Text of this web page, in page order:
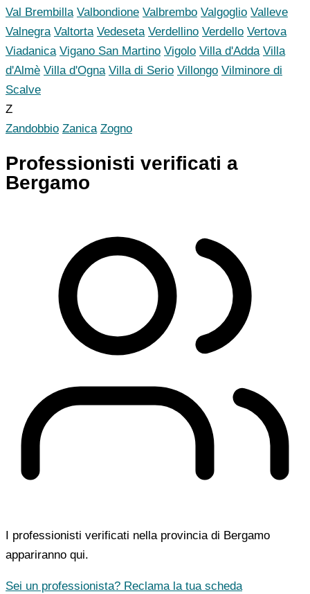
Val Brembilla Valbondione Valbrembo Valgoglio Valleve
Valnegra Valtorta Vedeseta Verdellino Verdello Vertova
Viadanica Vigano San Martino Vigolo Villa d'Adda Villa
d'Almè Villa d'Ogna Villa di Serio Villongo Vilminore di
Scalve
Z
Zandobbio Zanica Zogno
Professionisti verificati a
Bergamo
I professionisti verificati nella provincia di Bergamo
appariranno qui.
Sei un professionista? Reclama la tua scheda